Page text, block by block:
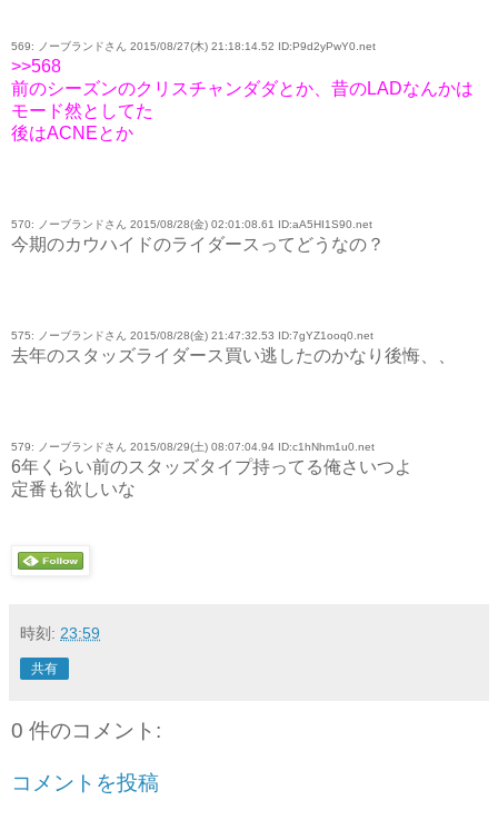
569: ノーブランドさん 2015/08/27(木) 21:18:14.52 ID:P9d2yPwY0.net
>>568
前のシーズンのクリスチャンダダとか、昔のLADなんかは
モード然としてた
後はACNEとか
570: ノーブランドさん 2015/08/28(金) 02:01:08.61 ID:aA5HI1S90.net
今期のカウハイドのライダースってどうなの？
575: ノーブランドさん 2015/08/28(金) 21:47:32.53 ID:7gYZ1ooq0.net
去年のスタッズライダース買い逃したのかなり後悔、、
579: ノーブランドさん 2015/08/29(土) 08:07:04.94 ID:c1hNhm1u0.net
6年くらい前のスタッズタイプ持ってる俺さいつよ
定番も欲しいな
時刻: 23:59
共有
0 件のコメント:
コメントを投稿